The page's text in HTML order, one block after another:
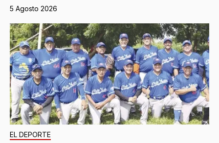
5 Agosto 2026
EL DEPORTE